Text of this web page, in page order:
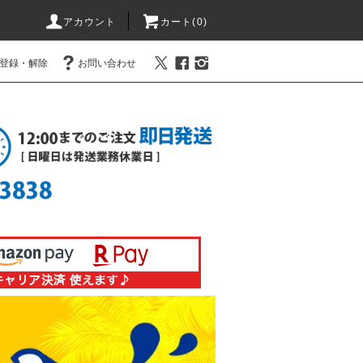
アカウント カート(0)
録・解除 お問い合わせ